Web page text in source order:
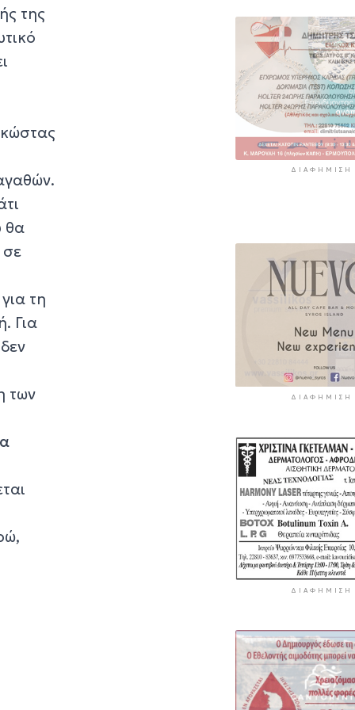
της
θα
σε
τη
Για
των
ΔΙΑΦΉΜΙΣΗ
ΔΙΑΦΉΜΙΣΗ
ΔΙΑΦΉΜΙΣΗ